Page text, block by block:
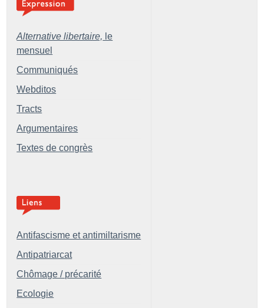
Alternative libertaire, le
mensuel
Communiqués
Webditos
Tracts
Argumentaires
Textes de congrès
Antifascisme et antimiltarisme
Antipatriarcat
Chômage / précarité
Ecologie